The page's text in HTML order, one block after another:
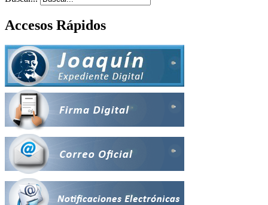
Accesos Rápidos